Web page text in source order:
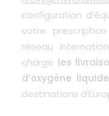
configuration
votre
réseau
charge les
d’oxygène liquide
destinations